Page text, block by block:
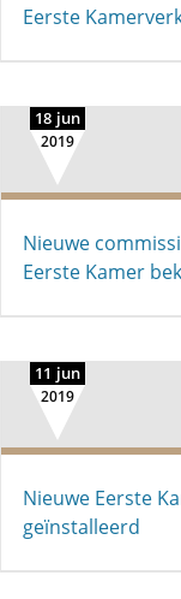
Eerste
18 jun
2019
Nieuwe
Eerste Kamer
11 jun
2019
Nieuwe Eerste
geïnstalleerd